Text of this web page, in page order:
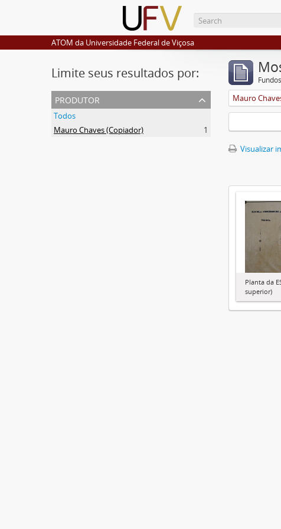
ATOM da Universidade Federal de Viçosa
Limite seus resultados por:
produtor
Todos
Mauro Chaves (Copiador)
1
Mauro
Visualizar
Planta da
superior)